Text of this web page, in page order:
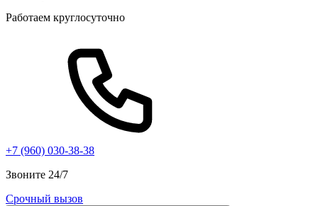
Работаем круглосуточно
+7 (960) 030-38-38
Звоните 24/7
Срочный вызов